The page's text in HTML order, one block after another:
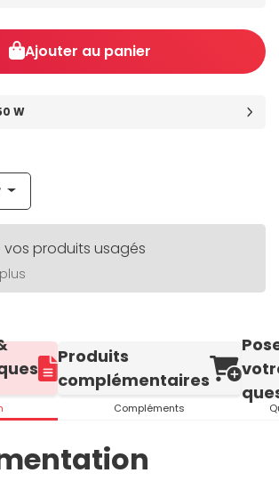
Ajouter au panier
W
vos produits usagés
Produits
complémentaires
Compléments